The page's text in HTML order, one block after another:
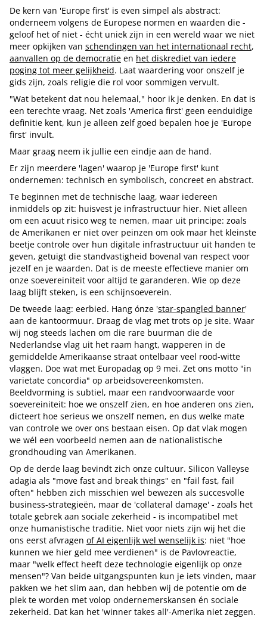
De kern van 'Europe first' is even simpel als abstract:
onderneem volgens de Europese normen en waarden die -
geloof het of niet - écht uniek zijn in een wereld waar we niet
meer opkijken van schendingen van het internationaal recht,
aanvallen op de democratie en het diskrediet van iedere
poging tot meer gelijkheid. Laat waardering voor onszelf je
gids zijn, zoals religie die rol voor sommigen vervult.
"Wat betekent dat nou helemaal," hoor ik je denken. En dat is
een terechte vraag. Net zoals 'America first' geen eenduidige
definitie kent, kun je alleen zelf goed bepalen hoe je 'Europe
first' invult.
Maar graag neem ik jullie een eindje aan de hand.
Er zijn meerdere 'lagen' waarop je 'Europe first' kunt
ondernemen: technisch en symbolisch, concreet en abstract.
Te beginnen met de technische laag, waar iedereen
inmiddels op zit: huisvest je infrastructuur hier. Niet alleen
om een acuut risico weg te nemen, maar uit principe: zoals
de Amerikanen er niet over peinzen om ook maar het kleinste
beetje controle over hun digitale infrastructuur uit handen te
geven, getuigt die standvastigheid bovenal van respect voor
jezelf en je waarden. Dat is de meeste effectieve manier om
onze soevereiniteit voor altijd te garanderen. Wie op deze
laag blijft steken, is een schijnsoeverein.
De tweede laag: eerbied. Hang ónze 'star-spangled banner'
aan de kantoormuur. Draag de vlag met trots op je site. Waar
wij nog steeds lachen om die rare buurman die de
Nederlandse vlag uit het raam hangt, wapperen in de
gemiddelde Amerikaanse straat ontelbaar veel rood-witte
vlaggen. Doe wat met Europadag op 9 mei. Zet ons motto "in
varietate concordia" op arbeidsovereenkomsten.
Beeldvorming is subtiel, maar een randvoorwaarde voor
soevereiniteit: hoe we onszelf zien, en hoe anderen ons zien,
dicteert hoe serieus we onszelf nemen, en dus welke mate
van controle we over ons bestaan eisen. Op dat vlak mogen
we wél een voorbeeld nemen aan de nationalistische
grondhouding van Amerikanen.
Op de derde laag bevindt zich onze cultuur. Silicon Valleyse
adagia als "move fast and break things" en "fail fast, fail
often" hebben zich misschien wel bewezen als succesvolle
business-strategieën, maar de 'collateral damage' - zoals het
totale gebrek aan sociale zekerheid - is incompatibel met
onze humanistische traditie. Niet voor niets zijn wij het die
ons eerst afvragen of AI eigenlijk wel wenselijk is: niet "hoe
kunnen we hier geld mee verdienen" is de Pavlovreactie,
maar "welk effect heeft deze technologie eigenlijk op onze
mensen"? Van beide uitgangspunten kun je iets vinden, maar
pakken we het slim aan, dan hebben wij de potentie om de
plek te worden met volop ondernemerskansen én sociale
zekerheid. Dat kan het 'winner takes all'-Amerika niet zeggen.